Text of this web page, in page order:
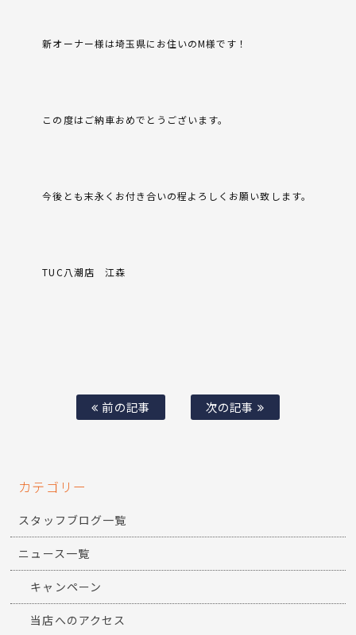
新オーナー様は埼玉県にお住いのM様です！
この度はご納車おめでとうございます。
今後とも末永くお付き合いの程よろしくお願い致します。
TUC八潮店 江森
前の記事 次の記事
カテゴリー
スタッフブログ一覧
ニュース一覧
キャンペーン
当店へのアクセス